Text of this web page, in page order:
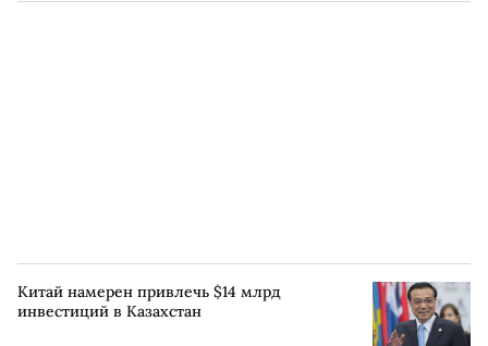
Китай намерен привлечь $14 млрд
инвестиций в Казахстан